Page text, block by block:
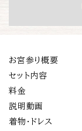
お宮参り概要
セット内容
料金
説明動画
着物・ドレス